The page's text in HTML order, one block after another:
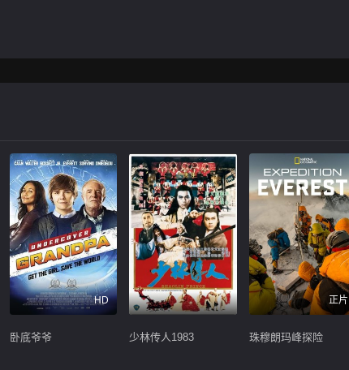
HD
卧底爷爷 少林传人1983
正片
珠穆朗玛峰探险